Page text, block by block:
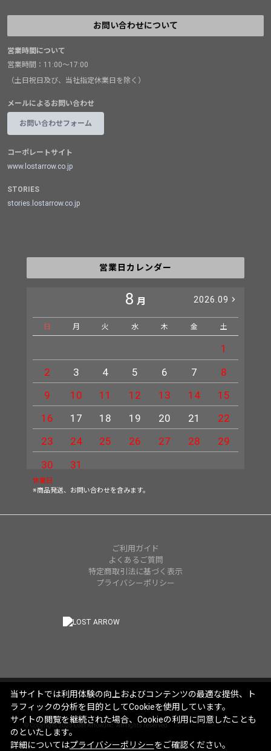
お問い合わせについて
営業時間について
営業時間：11:00～17:00
（土日祝日及び、当社指定休業日を除く）
メールによるお問い合わせ
お問い合わせフォーム
コーポレートサイト
www.lostarrow.co.jp
STORIES
stories.lostarrow.co.jp
営業日カレンダー
8 月 2026.09
日 月 火 水 木 金 土
1
2
3 4 5 6 7
8
9
10 11 12 13 14
15
16
17 18 19 20 21
22
23
24 25 26 27 28
29
30
31
休業日
※商品発送、お問い合わせを含みます。
ご利用ガイド
よくあるご質問
特定商取引法に基づく表示
プライバシーポリシー
© Copyright 2025 Lost Arrow,Inc. All rights reserved.
当サイトでは利用体験の向上およびコンテンツの最適な提供、ト
ラフィックの分析を目的としてCookieを使用しています。
サイトの閲覧を継続された場合、Cookieの利用に同意したことも
のといたします。
詳細についてはプライバシーポリシーをご確認ください。